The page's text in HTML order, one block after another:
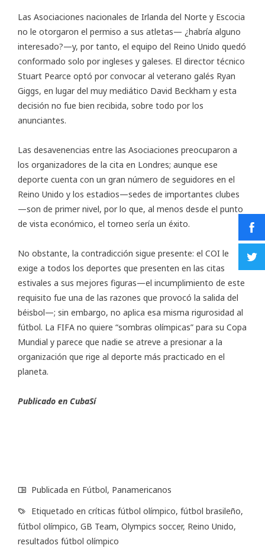
Las Asociaciones nacionales de Irlanda del Norte y Escocia
no le otorgaron el permiso a sus atletas— ¿habría alguno
interesado?—y, por tanto, el equipo del Reino Unido quedó
conformado solo por ingleses y galeses. El director técnico
Stuart Pearce optó por convocar al veterano galés Ryan
Giggs, en lugar del muy mediático David Beckham y esta
decisión no fue bien recibida, sobre todo por los
anunciantes.
Las desavenencias entre las Asociaciones preocuparon a
los organizadores de la cita en Londres; aunque ese
deporte cuenta con un gran número de seguidores en el
Reino Unido y los estadios—sedes de importantes clubes
—son de primer nivel, por lo que, al menos desde el punto
de vista económico, el torneo sería un éxito.
No obstante, la contradicción sigue presente: el COI le
exige a todos los deportes que presenten en las citas
estivales a sus mejores figuras—el incumplimiento de este
requisito fue una de las razones que provocó la salida del
béisbol—; sin embargo, no aplica esa misma rigurosidad al
fútbol. La FIFA no quiere “sombras olímpicas” para su Copa
Mundial y parece que nadie se atreve a presionar a la
organización que rige al deporte más practicado en el
planeta.
Publicado en CubaSí
Publicada en Fútbol, Panamericanos
Etiquetado en críticas fútbol olímpico, fútbol brasileño,
fútbol olímpico, GB Team, Olympics soccer, Reino Unido,
resultados fútbol olímpico